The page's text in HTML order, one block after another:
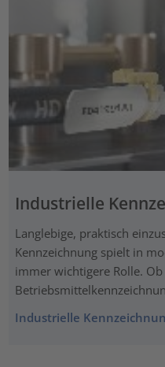
Industrielle
Langlebige, praktisch
Kennzeichnung spielt in
immer wichtigere Rolle.
Industrielle